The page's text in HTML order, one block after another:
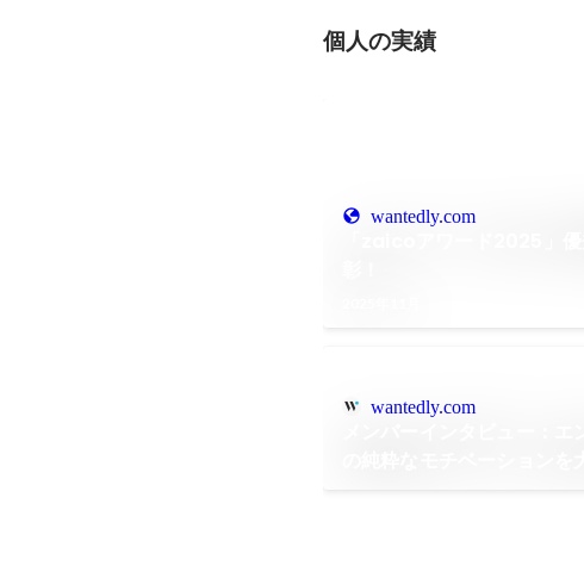
個人の実績
wantedly.com
wantedly.com